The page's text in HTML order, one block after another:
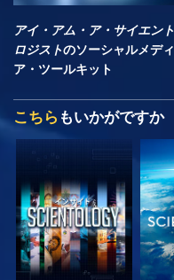
アイ・アム・ア・サイエント
ロジストのソーシャルメディ
ア・ツールキット
こちら もいかがですか